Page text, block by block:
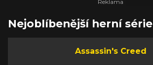
Nejoblíbenější herní série
Assassin's Creed